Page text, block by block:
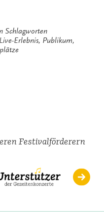
Schlagworten
Live-Erlebnis, Publikum,
Festivalförderern